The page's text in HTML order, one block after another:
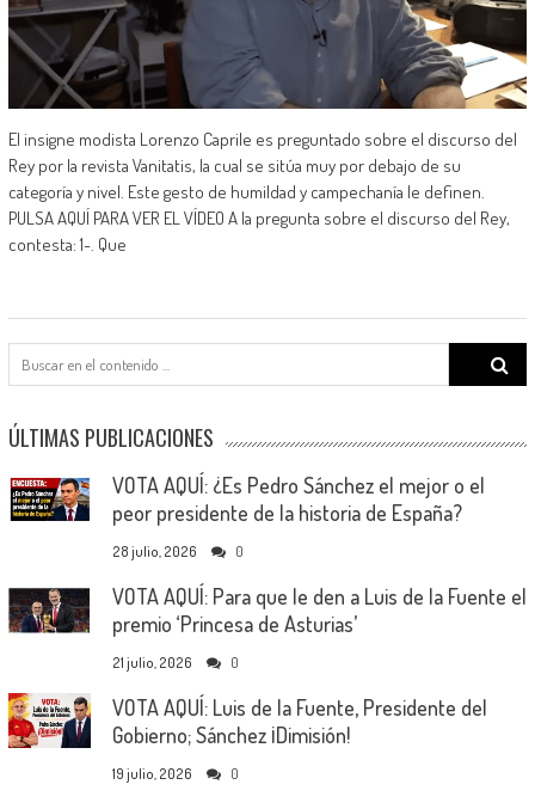
El insigne modista Lorenzo Caprile es preguntado sobre el discurso del
Rey por la revista Vanitatis, la cual se sitúa muy por debajo de su
categoría y nivel. Este gesto de humildad y campechanía le definen.
PULSA AQUÍ PARA VER EL VÍDEO A la pregunta sobre el discurso del Rey,
contesta: 1-. Que
Search
ÚLTIMAS PUBLICACIONES
VOTA AQUÍ: ¿Es Pedro Sánchez el mejor o el
peor presidente de la historia de España?
28 julio, 2026 0
VOTA AQUÍ: Para que le den a Luis de la Fuente el
premio ‘Princesa de Asturias’
21 julio, 2026 0
VOTA AQUÍ: Luis de la Fuente, Presidente del
Gobierno; Sánchez ¡Dimisión!
19 julio, 2026 0